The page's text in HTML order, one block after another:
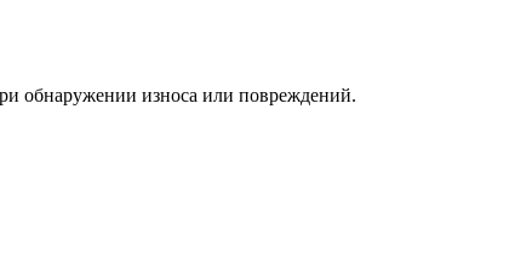
обнаружении износа или повреждений.